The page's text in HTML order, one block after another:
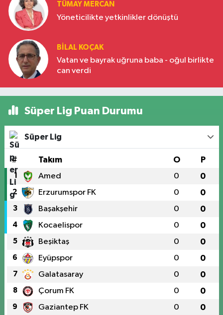
TÜMAY MERCAN
Yöneticilikte yetkinlikler dönüştü
BILAL KOÇAK
Vatan ve bayrak uğruna baba - oğul birlikte
can verdi
Süper Lig Puan Durumu
Süper Lig
# Takım O P
1 Amed 0 0
2 Erzurumspor FK 0 0
3 Başakşehir 0 0
4 Kocaelispor 0 0
5 Beşiktaş 0 0
6 Eyüpspor 0 0
7 Galatasaray 0 0
8 Çorum FK 0 0
9 Gaziantep FK 0 0